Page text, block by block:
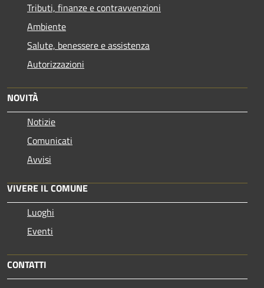
Tributi, finanze e contravvenzioni
Ambiente
Salute, benessere e assistenza
Autorizzazioni
NOVITÀ
Notizie
Comunicati
Avvisi
VIVERE IL COMUNE
Luoghi
Eventi
CONTATTI